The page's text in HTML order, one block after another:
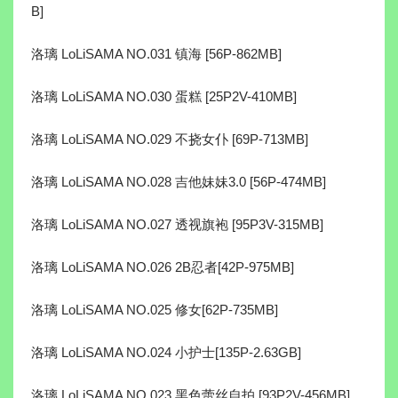
B]
洛璃 LoLiSAMA NO.031 镇海 [56P-862MB]
洛璃 LoLiSAMA NO.030 蛋糕 [25P2V-410MB]
洛璃 LoLiSAMA NO.029 不挠女仆 [69P-713MB]
洛璃 LoLiSAMA NO.028 吉他妹妹3.0 [56P-474MB]
洛璃 LoLiSAMA NO.027 透视旗袍 [95P3V-315MB]
洛璃 LoLiSAMA NO.026 2B忍者[42P-975MB]
洛璃 LoLiSAMA NO.025 修女[62P-735MB]
洛璃 LoLiSAMA NO.024 小护士[135P-2.63GB]